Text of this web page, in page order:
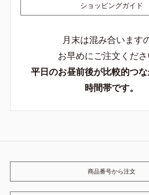
ショッピングガイド
月末は混み合います
お早めにご注文くださ
平日のお昼前後が比較的つ
時間帯です。
商品番号から注文